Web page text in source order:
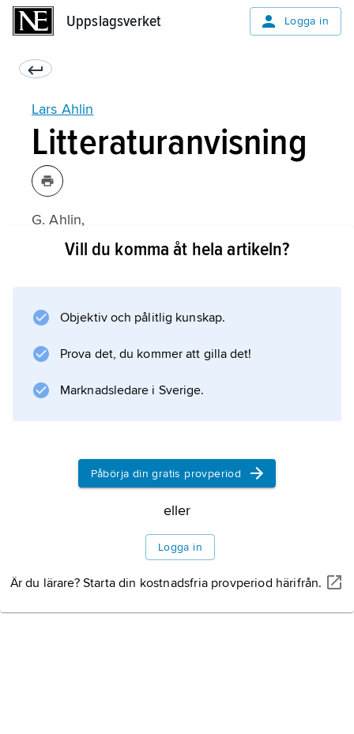
Uppslagsverket Logga in
Lars Ahlin
Litteraturanvisning
G. Ahlin,
Lars Ahlin växer upp
Vill du komma åt hela artikeln?
Objektiv och pålitlig kunskap.
Prova det, du kommer att gilla det!
Marknadsledare i Sverige.
Påbörja din gratis provperiod
eller
Logga in
Är du lärare? Starta din kostnadsfria provperiod härifrån.